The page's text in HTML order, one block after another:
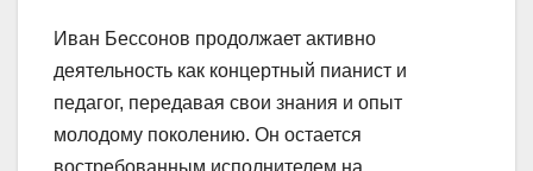
Иван Бессонов продолжает активно
деятельность как концертный пианист и
педагог, передавая свои знания и опыт
молодому поколению. Он остается
востребованным исполнителем на